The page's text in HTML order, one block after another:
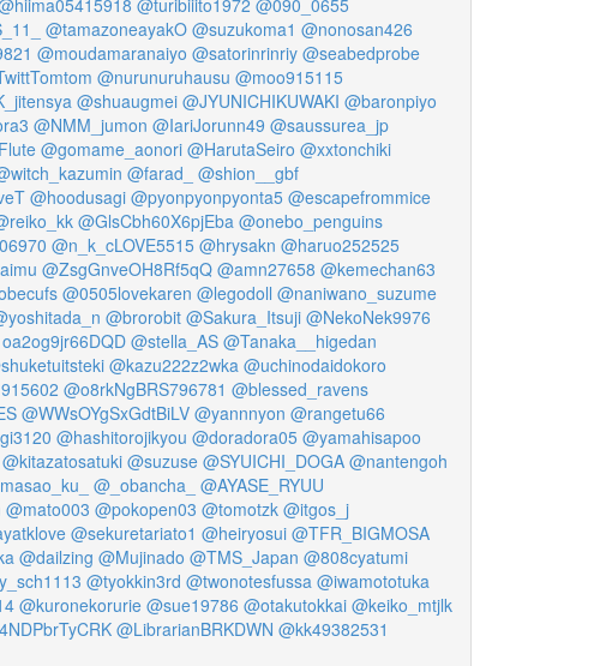
@turibiiito1972 @090_0655
@tamazoneayakO @suzukoma1 @nonosan426
@moudamaranaiyo @satorinrinriy @seabedprobe
@nurunuruhausu @moo915115
@shuaugmei @JYUNICHIKUWAKI @baronpiyo
@NMM_jumon @IariJorunn49 @saussurea_jp
@gomame_aonori @HarutaSeiro @xxtonchiki
@farad_
@shion__gbf
@hoodusagi @pyonpyonpyonta5 @escapefrommice
@GlsCbh60X6pjEba @onebo_penguins
@n_k_cLOVE5515 @hrysakn @haruo252525
@ZsgGnveOH8Rf5qQ @amn27658 @kemechan63
@0505lovekaren @legodoll @naniwano_suzume
@brorobit @Sakura_Itsuji @NekoNek9976
@stella_AS @Tanaka__higedan
@kazu222z2wka @uchinodaidokoro
@o8rkNgBRS796781 @blessed_ravens
@WWsOYgSxGdtBiLV @yannnyon @rangetu66
@hashitorojikyou @doradora05 @yamahisapoo
@kitazatosatuki @suzuse @SYUICHI_DOGA @nantengoh
@_obancha_ @AYASE_RYUU
@mato003 @pokopen03 @tomotzk @itgos_j
@sekuretariato1 @heiryosui @TFR_BIGMOSA
@dailzing @Mujinado @TMS_Japan @808cyatumi
@tyokkin3rd @twonotesfussa @iwamototuka
@kuronekorurie @sue19786 @otakutokkai @keiko_mtjlk
@LibrarianBRKDWN @kk49382531